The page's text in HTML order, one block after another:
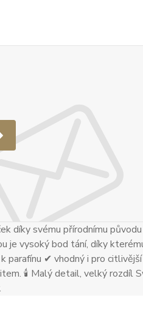
díky svému přírodnímu původu
je vysoký bod tání, díky
parafínu ✔ vhodný i pro
🕯 Malý detail, velký rozdíl